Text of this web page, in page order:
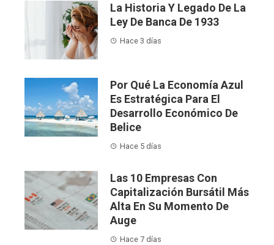
La Historia Y Legado De La
Ley De Banca De 1933
Hace 3 días
Por Qué La Economía Azul
Es Estratégica Para El
Desarrollo Económico De
Belice
Hace 5 días
Las 10 Empresas Con
Capitalización Bursátil Más
Alta En Su Momento De
Auge
Hace 7 días